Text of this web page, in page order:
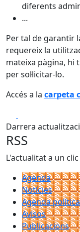
diferents
...
Per tal de garantir
requereix la
mateixa pàgina, hi
per sol·licitar-lo.
Accés a la carpeta
Darrera
RSS
L'actualitat a un clic
Agenda
Notícies
Agenda política
Avisos
Publicacions